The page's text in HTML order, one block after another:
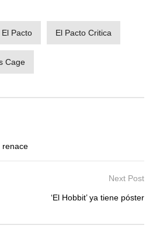
El Pacto El Pacto Critica
Cage
renace
Next Post
‘El Hobbit’ ya tiene póster